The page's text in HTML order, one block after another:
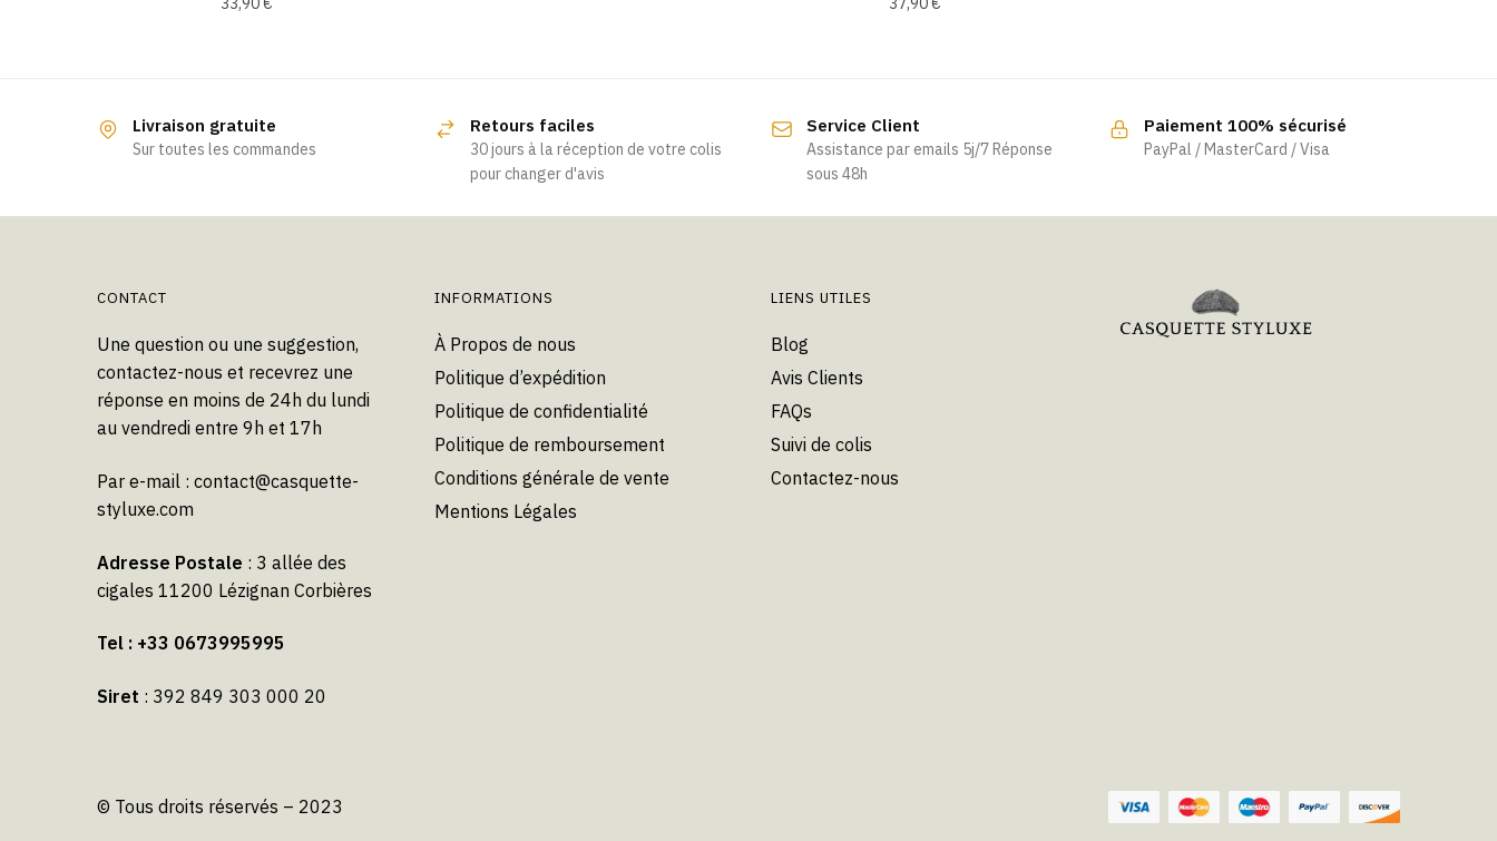
plusieurs
variations.
options
la
page
du
produit
Livraison gratuite
Sur toutes les commandes
Retours faciles
30 jours à la réception de votre colis
pour changer d'avis
Service Client
Assistance par emails 5j/7 Réponse
sous 48h
Paiement 100% sécurisé
PayPal / MasterCard / Visa
CONTACT
Une question ou une suggestion,
contactez-nous et recevrez une
réponse en moins de 24h du lundi
au vendredi entre 9h et 17h
Par e-mail : contact@casquette-
styluxe.com
Adresse Postale : 3 allée des
cigales 11200 Lézignan Corbières
Tel : +33 0673995995
Siret : 392 849 303 000 20
INFORMATIONS
À Propos de nous
Politique d’expédition
Politique de confidentialité
Politique de remboursement
Conditions générale de vente
Mentions Légales
LIENS UTILES
Blog
Avis Clients
FAQs
Suivi de colis
Contactez-nous
© Tous droits réservés – 2023